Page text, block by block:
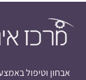
אבחון וטיפול